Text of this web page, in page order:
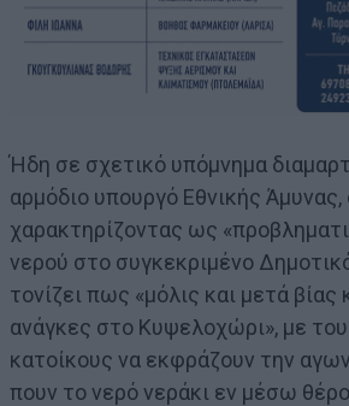
Ήδη σε σχετικό υπόμνημα
αρμόδιο υπουργό Εθνικής
χαρακτηρίζοντας ως
νερού στο συγκεκριμένο
τονίζει πως «μόλις και μετά βίας
ανάγκες στο Κυψελοχώρι», με
κατοίκους να εκφράζουν την
πουν το νερό νεράκι εν μέσω